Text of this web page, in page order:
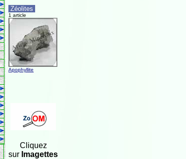
Zéolites
1 article
Apophyllite
Cliquez
sur Imagettes